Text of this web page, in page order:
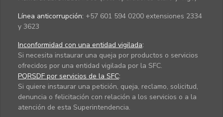
Línea anticorrupción: +57 601 594 0200 extensiones 2334
y 3623
Inconformidad con una entidad vigilada:
Si necesita instaurar una queja por productos o servicios
ofrecidos por una entidad vigilada por la SFC.
PQRSDF por servicios de la SFC:
Si quiere instaurar una petición, queja, reclamo, solicitud,
denuncia o felicitación con relación a los servicios o a la
atención de esta Superintendencia.